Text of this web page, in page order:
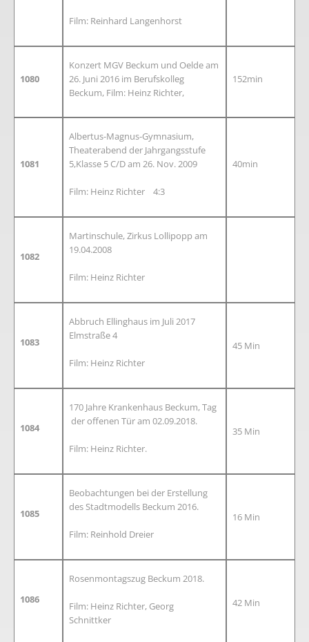
Film: Reinhard Langenhorst
1080
Konzert MGV Beckum und Oelde am
26. Juni 2016 im Berufskolleg
Beckum, Film: Heinz Richter,
152min
1081
Albertus-Magnus-Gymnasium,
Theaterabend der Jahrgangsstufe
5,Klasse 5 C/D am 26. Nov. 2009
Film: Heinz Richter 4:3
40min
1082
Martinschule, Zirkus Lollipopp am
19.04.2008
Film: Heinz Richter
1083
Abbruch Ellinghaus im Juli 2017
Elmstraße 4
Film: Heinz Richter
45 Min
1084
170 Jahre Krankenhaus Beckum, Tag
der offenen Tür am 02.09.2018.
Film: Heinz Richter.
35 Min
1085
Beobachtungen bei der Erstellung
des Stadtmodells Beckum 2016.
Film: Reinhold Dreier
16 Min
1086
Rosenmontagszug Beckum 2018.
Film: Heinz Richter, Georg
Schnittker
42 Min